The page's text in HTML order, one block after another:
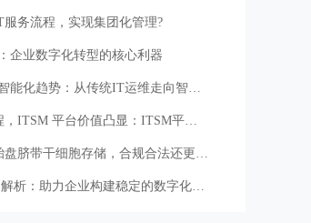
务流程，实现集团化管理?
企业数字化转型的核心利器
ITSM现代化实践与智能化趋势：从传统IT运维走向智能化服务管理的新路径
企业加速数字化进程，ITSM 平台价值凸显：ITSM平台应用建议与注意事项
别只盯着脐带血！胎盘脐带干细胞存储，合规合法还更实用
ITSM 平台核心能力解析：助力企业构建稳定的数字化服务体系